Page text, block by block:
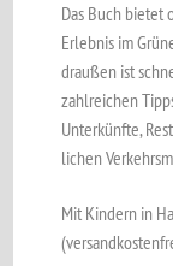
Das Buch bietet
Erlebnis im
draußen ist
zahlreichen
Unterkünfte,
lichen
Mit Kindern in